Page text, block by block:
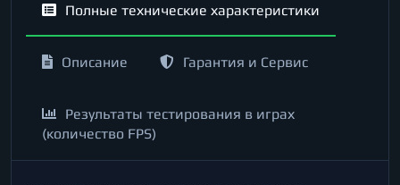
Полные технические характеристики
Описание Гарантия и Сервис
Результаты тестирования в играх
(количество FPS)